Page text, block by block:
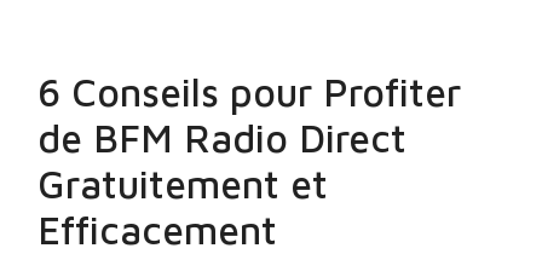
6 Conseils pour Profiter
de BFM Radio Direct
Gratuitement et
Efficacement